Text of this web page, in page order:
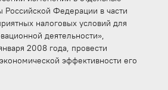
Российской Федерации в части
налоговых условий для
деятельности»,
2008 года, провести
эффективности его